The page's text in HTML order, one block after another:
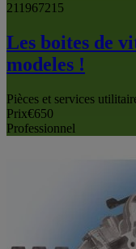
211967215
Les boites de
modeles !
Pièces et services
Prix€650
Professionnel